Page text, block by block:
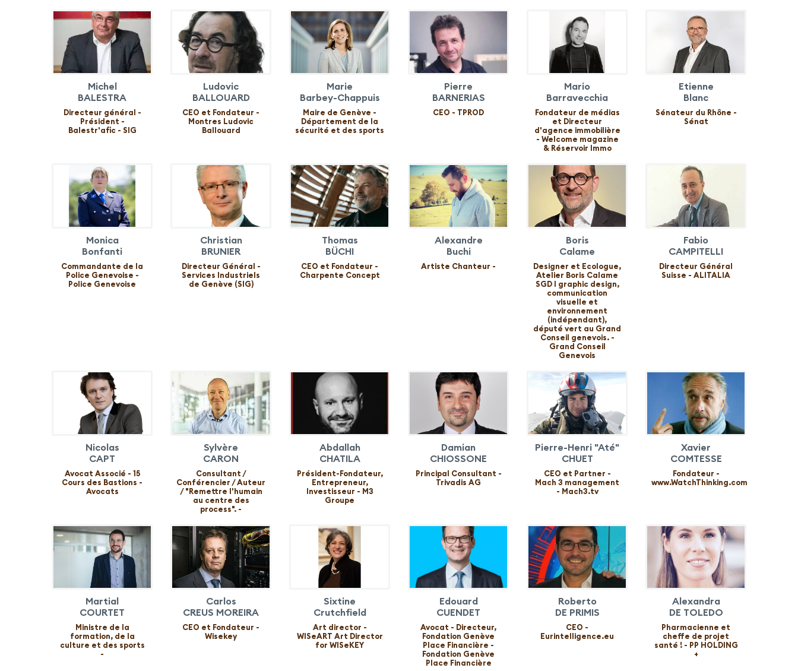
Michel
BALESTRA
Directeur général -
Président -
Balestr'afic - SIG
Ludovic
BALLOUARD
CEO et Fondateur -
Montres Ludovic
Ballouard
Marie
Barbey-Chappuis
Maire de Genève -
Département de la
sécurité et des sports
Pierre
BARNERIAS
CEO - TPROD
Mario
Barravecchia
Fondateur de médias
et Directeur
d'agence immobilière
- Welcome magazine
& Réservoir Immo
Etienne
Blanc
Sénateur du Rhône -
Sénat
Monica
Bonfanti
Commandante de la
Police Genevoise -
Police Genevoise
Christian
BRUNIER
Directeur Général -
Services Industriels
de Genève (SIG)
Thomas
BÜCHI
CEO et Fondateur -
Charpente Concept
Alexandre
Buchi
Artiste Chanteur -
Boris
Calame
Designer et Ecologue,
Atelier Boris Calame
SGD l graphic design,
communication
visuelle et
environnement
(indépendant),
député vert au Grand
Conseil genevois. -
Grand Conseil
Genevois
Fabio
CAMPITELLI
Directeur Général
Suisse - ALITALIA
Nicolas
CAPT
Avocat Associé - 15
Cours des Bastions -
Avocats
Sylvère
CARON
Consultant /
Conférencier / Auteur
/ "Remettre l'humain
au centre des
process". -
Abdallah
CHATILA
Président-Fondateur,
Entrepreneur,
Investisseur - M3
Groupe
Damian
CHIOSSONE
Principal Consultant -
Trivadis AG
Pierre-Henri "Até"
CHUET
CEO et Partner -
Mach 3 management
- Mach3.tv
Xavier
COMTESSE
Fondateur -
www.WatchThinking.com
Martial
COURTET
Ministre de la
formation, de la
culture et des sports
-
Carlos
CREUS MOREIRA
CEO et Fondateur -
Wisekey
Sixtine
Crutchfield
Art director -
WISeART Art Director
for WISeKEY
Edouard
CUENDET
Avocat - Directeur,
Fondation Genève
Place Financière -
Fondation Genève
Place Financière
Roberto
DE PRIMIS
CEO -
Eurintelligence.eu
Alexandra
DE TOLEDO
Pharmacienne et
cheffe de projet
santé ! - PP HOLDING
+